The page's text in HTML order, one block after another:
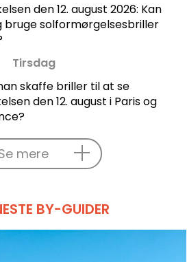
den 12. august 2026: Kan
bruge solformørgelsesbriller
Tirsdag
skaffe briller til at se
den 12. august i Paris og
mere
BY-GUIDER